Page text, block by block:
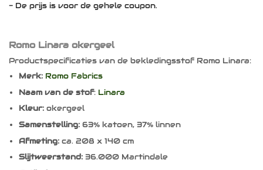
- De prijs is voor de gehele coupon.
Romo Linara okergeel
Productspecificaties van de bekledingsstof Romo Linara:
Merk: Romo Fabrics
Naam van de stof: Linara
Kleur:okergeel
Samenstelling: 63% katoen, 37% linnen
Afmeting:ca. 208 x 140 cm
Slijtweerstand:36.000 Martindale